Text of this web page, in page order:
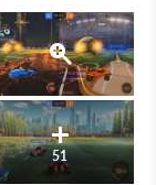
51